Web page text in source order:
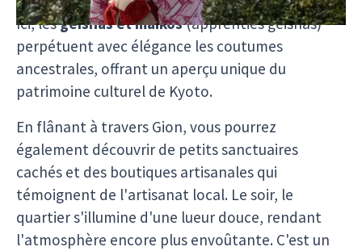
Ici, lesgeishas et maikos(apprenties geishas)
perpétuent avec élégance les coutumes
ancestrales, offrant un aperçu unique du
patrimoine culturel de Kyoto.
En flânant à travers Gion, vous pourrez
également découvrir de petits sanctuaires
cachés et des boutiques artisanales qui
témoignent de l'artisanat local. Le soir, le
quartier s'illumine d'une lueur douce, rendant
l'atmosphère encore plus envoûtante. C'est un